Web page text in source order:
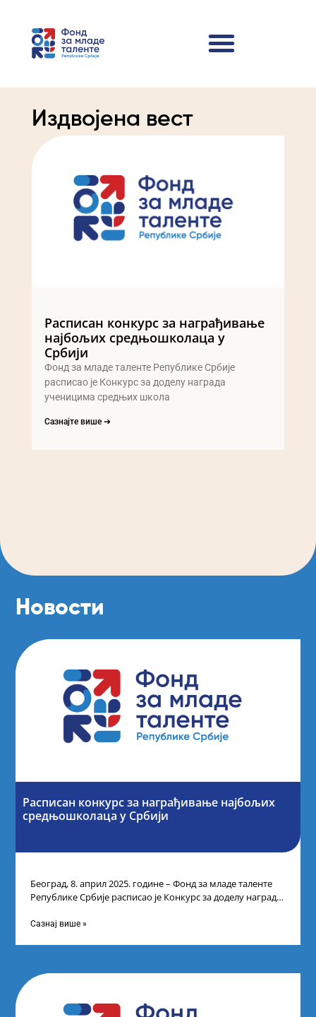
Издвојена вест
Расписан конкурс за награђивање
најбољих средњошколаца у
Србији
Фонд за младе таленте Републике Србије
расписао је Конкурс за доделу награда
ученицима средњих школа
Сазнајте више ➔
Новости
Расписан конкурс за награђивање најбољих
средњошколаца у Србији
Београд, 8. април 2025. године – Фонд за младе таленте
Републике Србије расписао је Конкурс за доделу награда
Сазнај више »